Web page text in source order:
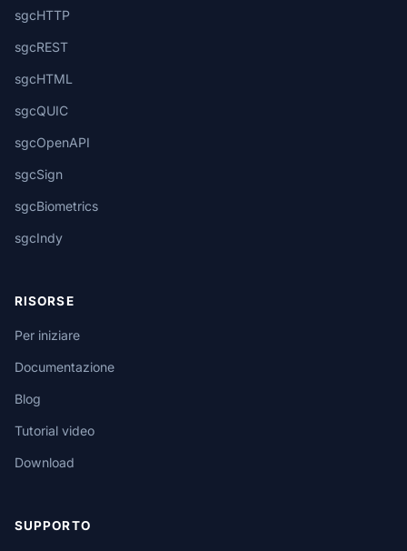
sgcHTTP
sgcREST
sgcHTML
sgcQUIC
sgcOpenAPI
sgcSign
sgcBiometrics
sgcIndy
RISORSE
Per iniziare
Documentazione
Blog
Tutorial video
Download
SUPPORTO